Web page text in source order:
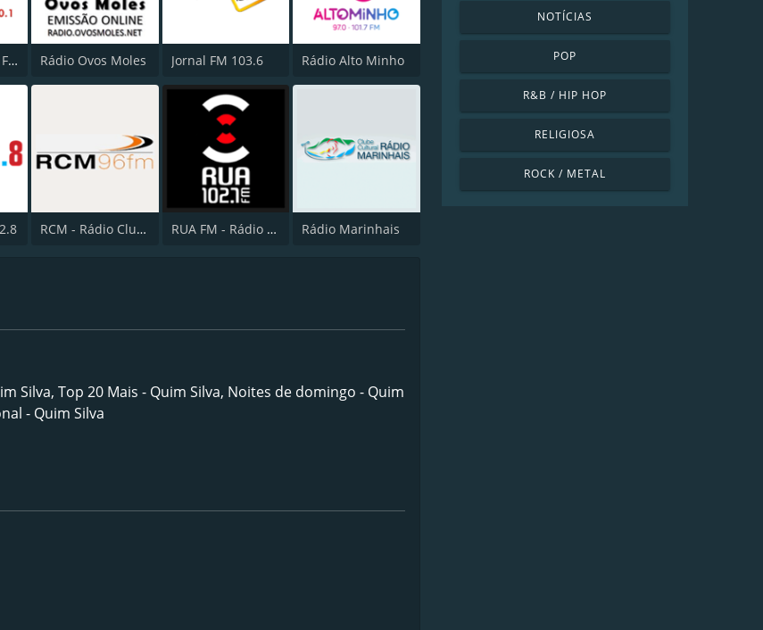
Radio Granada FM Rádio Ovos Moles Jornal FM 103.6 Rádio Alto Minho
RCM - Rádio Clube Marinhense RUA FM - Rádio Universitária do Algarve Rádio Marinhais
Silva, Top 20 Mais - Quim Silva, Noites de domingo - Quim
- Quim Silva
NOTÍCIAS
POP
R&B / HIP HOP
RELIGIOSA
ROCK / METAL